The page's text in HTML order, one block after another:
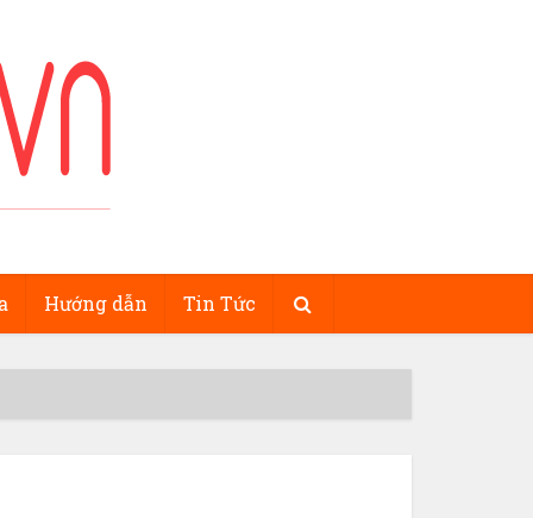
Hướng dẫn Tin Tức